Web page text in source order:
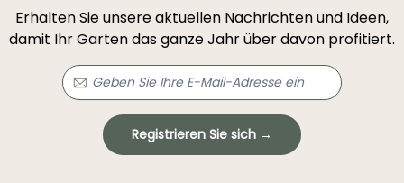
Erhalten Sie unsere aktuellen Nachrichten und Ideen,
damit Ihr Garten das ganze Jahr über davon profitiert.
Registrieren Sie sich →